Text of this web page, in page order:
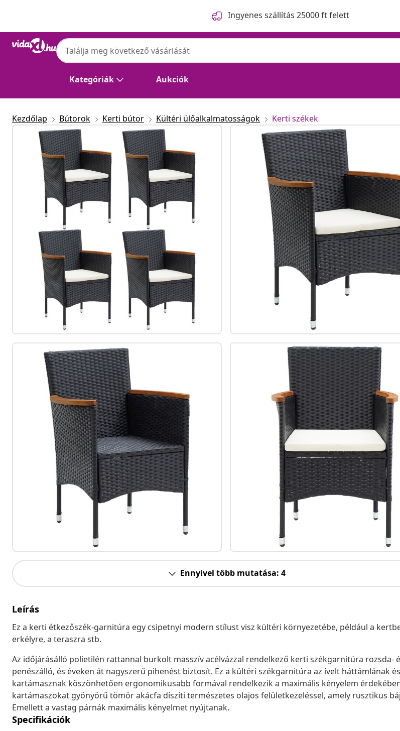
Ingyenes szállítás 25000 ft felett
Kategóriák Aukciók
Kezdőlap Bútorok Kerti bútor Kültéri ülőalkalmatosságok Kerti székek
Ennyivel több mutatása: 4
Leírás
Ez a kerti étkezőszék-garnitúra egy csipetnyi modern stílust visz kültéri környezetébe, például a
erkélyre, a teraszra stb.
Az időjárásálló polietilén rattannal burkolt masszív acélvázzal rendelkező kerti székgarnitúra rozsda-
penészálló, és éveken át nagyszerű pihenést biztosít. Ez a kültéri székgarnitúra az ívelt háttámlának és
kartámasznak köszönhetően ergonomikusabb formával rendelkezik a maximális kényelem
kartámaszokat gyönyörű tömör akácfa díszíti természetes olajos felületkezeléssel, amely rusztikus
Emellett a vastag párnák maximális kényelmet nyújtanak.
Specifikációk